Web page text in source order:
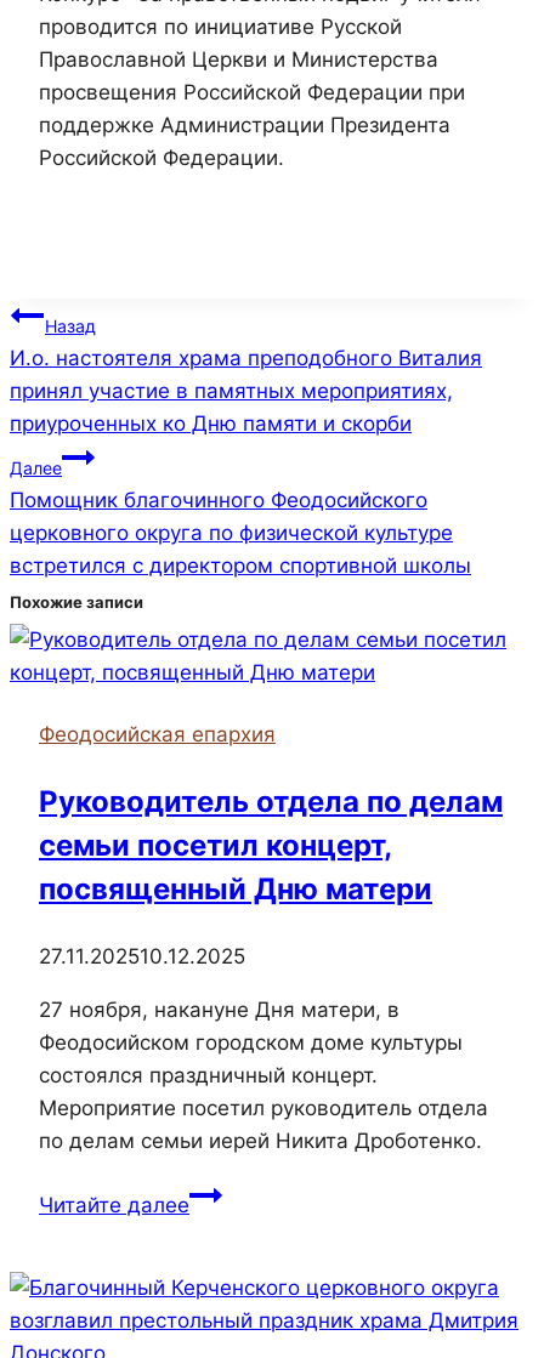
проводится по инициативе Русской
Православной Церкви и Министерства
просвещения Российской Федерации при
поддержке Администрации Президента
Российской Федерации.
Навигация
по
записям
Назад
И.о. настоятеля храма преподобного Виталия
принял участие в памятных мероприятиях,
приуроченных ко Дню памяти и скорби
Далее
Помощник благочинного Феодосийского
церковного округа по физической культуре
встретился с директором спортивной школы
Похожие записи
Феодосийская епархия
Руководитель отдела по делам
семьи посетил концерт,
посвященный Дню матери
27.11.202510.12.2025
27 ноября, накануне Дня матери, в
Феодосийском городском доме культуры
состоялся праздничный концерт.
Мероприятие посетил руководитель отдела
по делам семьи иерей Никита Дроботенко.
Читайте далееРуководитель
делам
семьи